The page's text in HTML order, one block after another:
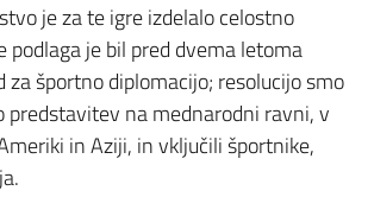
je za te igre izdelalo celostno
podlaga je bil pred dvema letoma
za športno diplomacijo; resolucijo smo
predstavitev na mednarodni ravni, v
in Aziji, in vključili športnike,